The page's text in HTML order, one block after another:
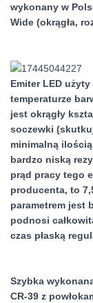
wykonany w
Wide (okrągła,
Emiter LED
temperaturze
jest okrągły
soczewki
minimalną
bardzo niską
prąd pracy tego
producenta, to
parametrem jest
podnosi
czas płaską
Szybka
CR-39 z